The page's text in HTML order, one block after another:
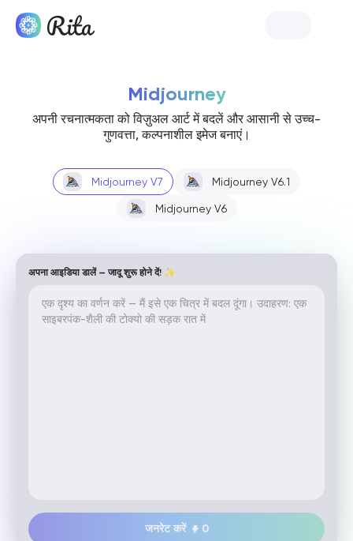
Midjourney
अपनी रचनात्मकता को विज़ुअल आर्ट में बदलें और आसानी से उच्च-
गुणवत्ता, कल्पनाशील इमेज बनाएं।
Midjourney V7 Midjourney V6.1
Midjourney V6
अपना आइडिया डालें — जादू शुरू होने दें! ✨
जनरेट करें 0